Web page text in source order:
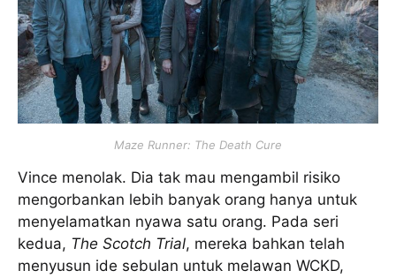
Maze Runner: The Death Cure
Vince menolak. Dia tak mau mengambil risiko
mengorbankan lebih banyak orang hanya untuk
menyelamatkan nyawa satu orang. Pada seri
kedua, The Scotch Trial, mereka bahkan telah
menyusun ide sebulan untuk melawan WCKD,